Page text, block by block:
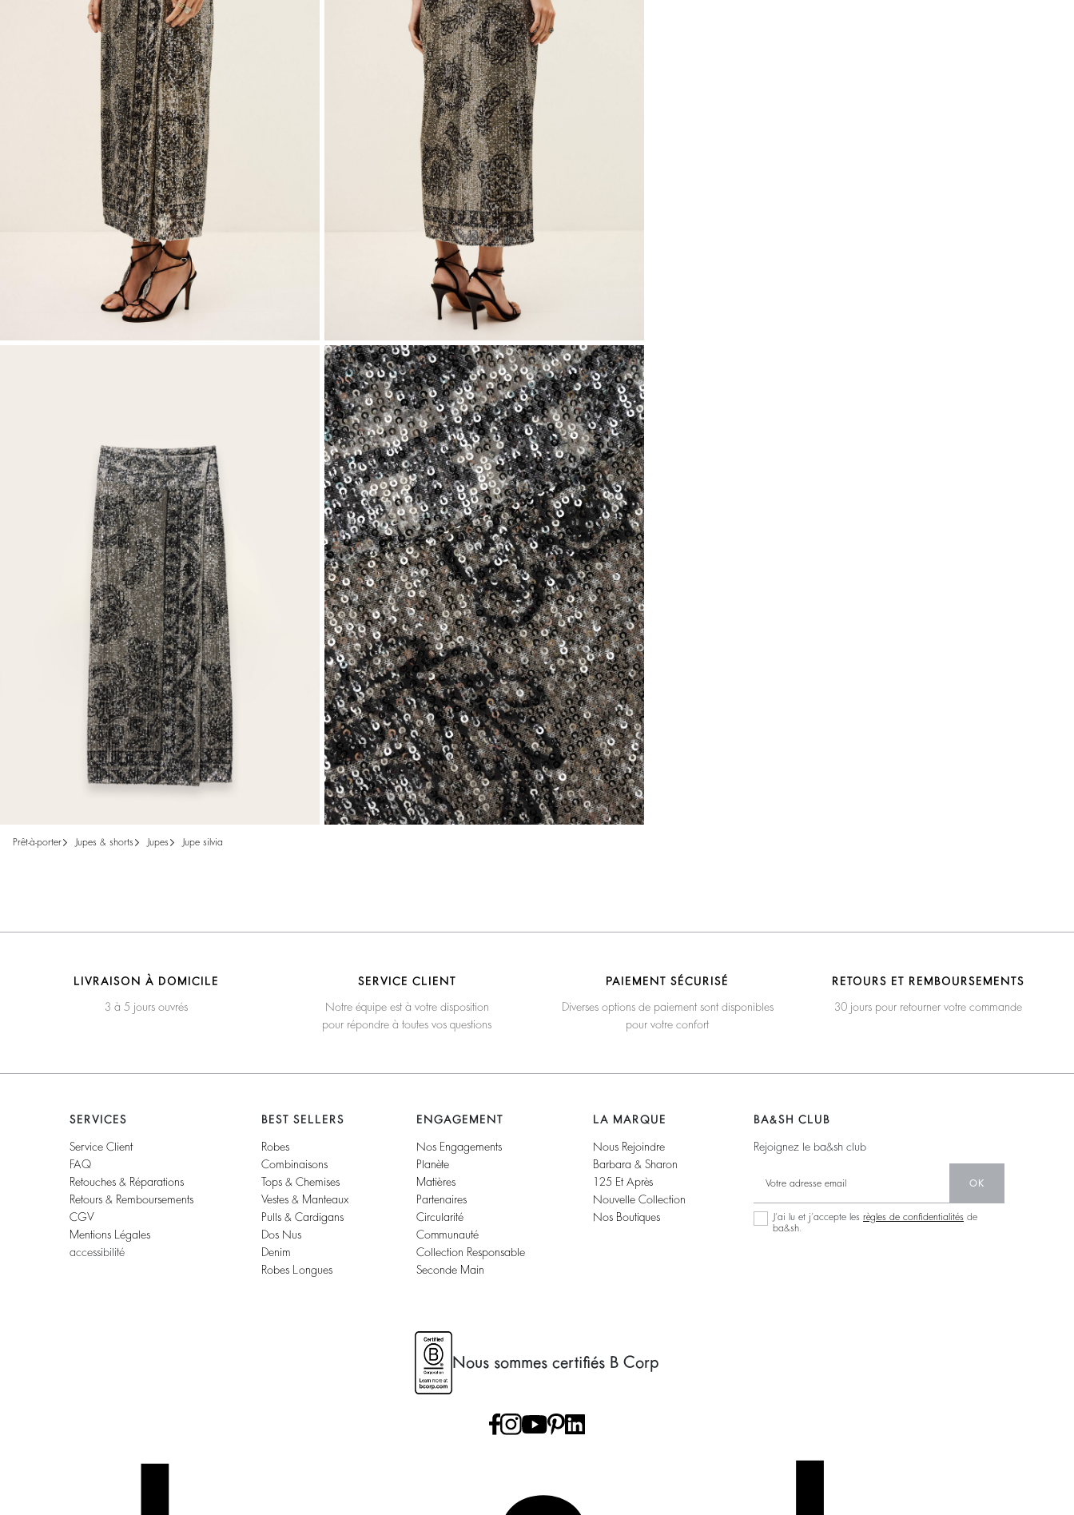
prêt-à-porter jupes & shorts jupes jupe silvia
LIVRAISON À DOMICILE
3 à 5 jours ouvrés
SERVICE CLIENT
Notre équipe est à votre disposition
pour répondre à toutes vos questions
PAIEMENT SÉCURISÉ
Diverses options de paiement sont disponibles
pour votre confort
RETOURS ET REMBOURSEMENTS
30 jours pour retourner votre commande
SERVICES
Service Client
FAQ
Retouches & Réparations
Retours & Remboursements
CGV
Mentions Légales
accessibilité
BEST SELLERS
Robes
Combinaisons
Tops & Chemises
Vestes & Manteaux
Pulls & Cardigans
Dos Nus
Denim
Robes Longues
ENGAGEMENT
Nos Engagements
Planète
Matières
Partenaires
Circularité
Communauté
Collection Responsable
Seconde Main
LA MARQUE
Nous Rejoindre
Barbara & Sharon
125 Et Après
Nouvelle Collection
Nos Boutiques
BA&SH CLUB
Rejoignez le ba&sh club
OK
J’ai lu et j’accepte les règles de confidentialités de
ba&sh.
Nous sommes certifiés B Corp